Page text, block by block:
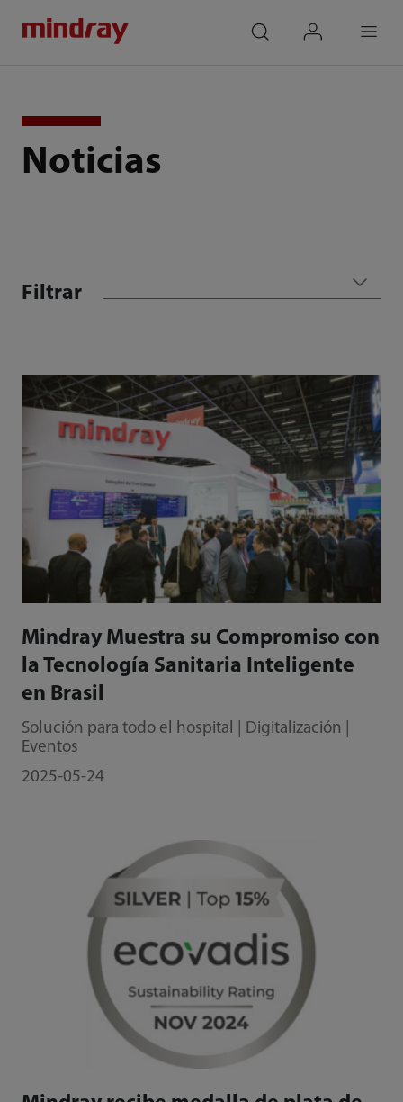
Noticias
Filtrar
Mindray Muestra su Compromiso con
la Tecnología Sanitaria Inteligente
en Brasil
Solución para todo el hospital | Digitalización |
Eventos
2025-05-24